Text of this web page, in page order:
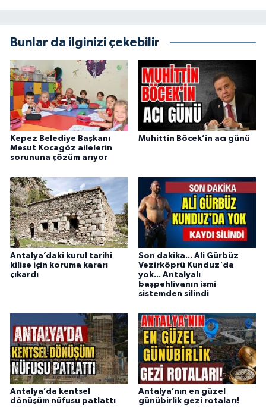
Bunlar da ilginizi çekebilir
Kepez Belediye Başkanı
Mesut Kocagöz ailelerin
sorununa çözüm arıyor
Muhittin Böcek’in acı günü
Antalya’daki kurul tarihi
kilise için koruma kararı
çıkardı
Son dakika... Ali Gürbüz
Vezirköprü Kunduz'da
yok... Antalyalı
başpehlivanın ismi
sistemden silindi
Antalya’da kentsel
dönüşüm nüfusu patlattı
Antalya’nın en güzel
günübirlik gezi rotaları!